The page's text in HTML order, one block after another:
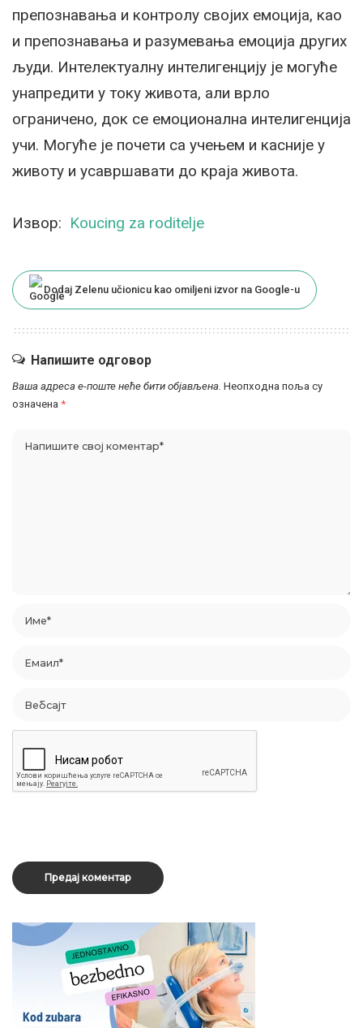
препознавања и контролу својих емоција, као
и препознавања и разумевања емоција других
људи. Интелектуалну интелигенцију је могуће
унапредити у току живота, али врло
ограничено, док се емоционална интелигенција
учи. Могуће је почети са учењем и касније у
животу и усавршавати до краја живота.
Извор: Koucing za roditelje
Dodaj Zelenu učionicu kao omiljeni izvor na Google-u
Напишите одговор
Ваша адреса е-поште неће бити објављена. Неопходна поља су
означена *